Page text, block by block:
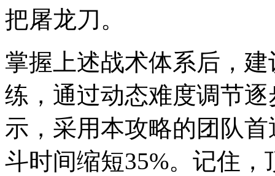
把屠龙刀。
掌握上述战术体系后，
练，通过动态难度调节
示，采用本攻略的团队
斗时间缩短35%。记住，